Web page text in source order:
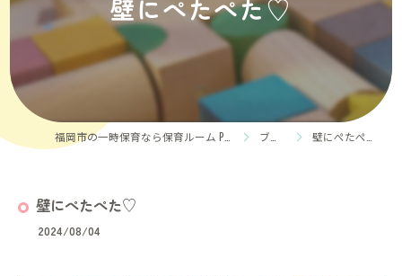
壁にぺたぺた♡
ブログ 壁にぺたぺた♡
壁にぺたぺた♡
2024/08/04